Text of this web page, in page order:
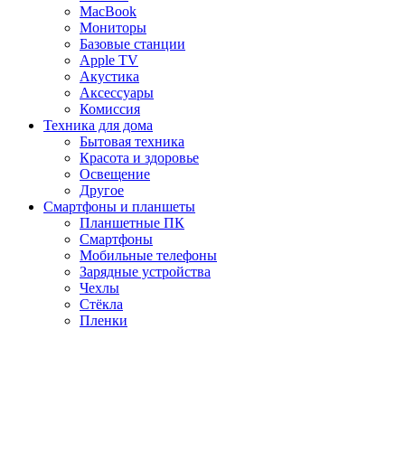
MacBook
Мониторы
Базовые станции
Apple TV
Акустика
Аксессуары
Комиссия
Техника для дома
Бытовая техника
Красота и здоровье
Освещение
Другое
Смартфоны и планшеты
Планшетные ПК
Смартфоны
Мобильные телефоны
Зарядные устройства
Чехлы
Стёкла
Пленки